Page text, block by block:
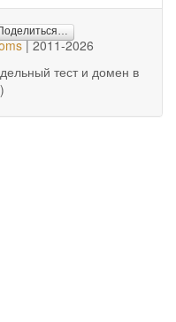
| 2011-2026
тест и домен в